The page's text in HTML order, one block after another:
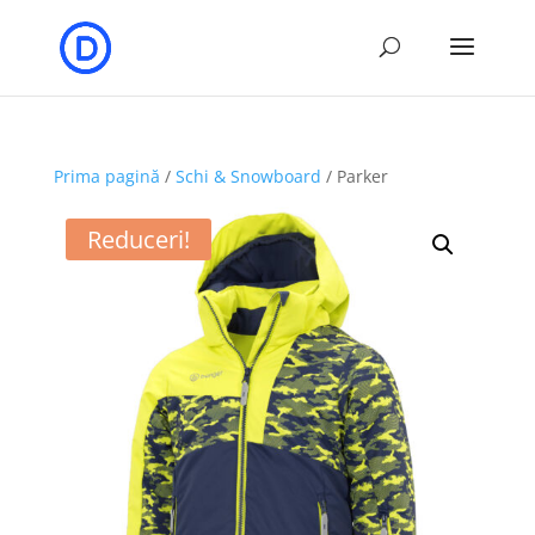
Prima pagină / Schi & Snowboard / Parker
Reduceri!